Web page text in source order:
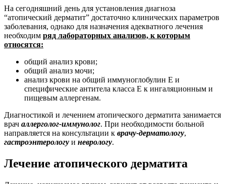
На сегодняшний день для установления диагноза
“атопический дерматит” достаточно клинических параметров
заболевания, однако для назначения адекватного лечения
необходим ряд лабораторных анализов, к которым
относятся:
общий анализ крови;
общий анализ мочи;
анализ крови на общий иммуноглобулин Е и
специфические антитела класса Е к ингаляционным и
пищевым аллергенам.
Диагностикой и лечением атопического дерматита занимается
врач аллерголог-иммунолог. При необходимости больной
направляется на консультации к врачу-дерматологу,
гастроэнтерологу и неврологу.
Лечение атопического дерматита